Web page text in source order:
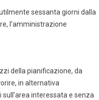
sessanta giorni dalla
l’amministrazione
della pianificazione, da
in alternativa
interessata e senza